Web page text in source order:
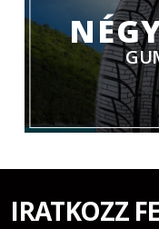
IRATKOZZ